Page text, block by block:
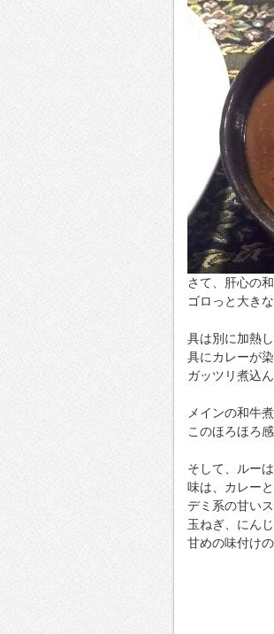
さて、肝心の
ゴロっと大き
具は別に加熱
具にカレーが
ガッツリ煮込
メインの和牛
このほろほろ
そして、ルー
味は、カレー
デミ系の甘い
玉ねぎ、にん
甘めの味付け